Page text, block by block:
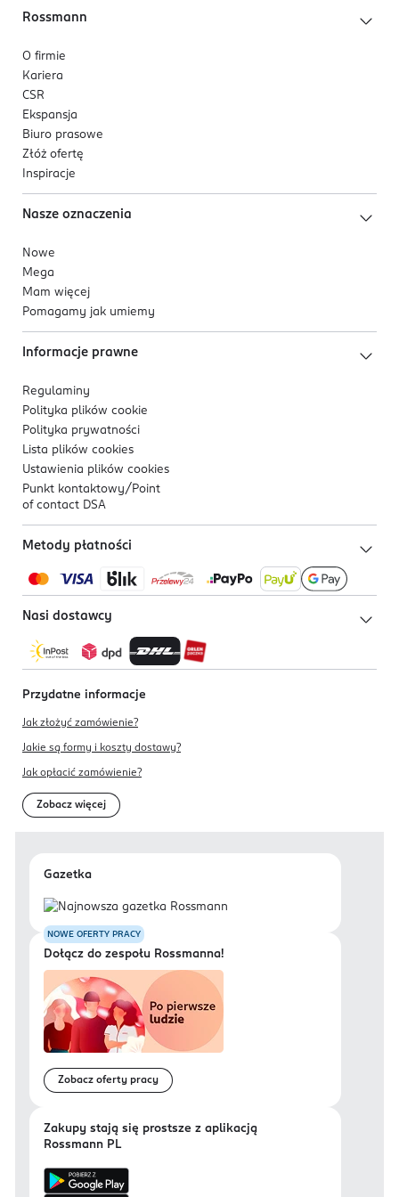
Rossmann
O firmie
Kariera
CSR
Ekspansja
Biuro prasowe
Złóż ofertę
Inspiracje
Nasze oznaczenia
Nowe
Mega
Mam więcej
Pomagamy jak umiemy
Informacje prawne
Regulaminy
Polityka plików cookie
Polityka prywatności
Lista plików cookies
Ustawienia plików cookies
Punkt kontaktowy/ Point
of contact DSA
Metody płatności
Nasi dostawcy
Przydatne informacje
Jak złożyć zamówienie?
Jakie są formy i koszty dostawy?
Jak opłacić zamówienie?
Zobacz więcej
Gazetka
NOWE OFERTY PRACY
Dołącz do zespołu Rossmanna!
Zobacz oferty pracy
Zakupy stają się prostsze z aplikacją
Rossmann PL